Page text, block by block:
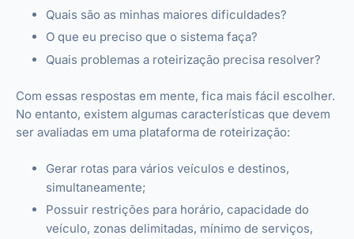
Quais são as minhas maiores dificuldades?
O que eu preciso que o sistema faça?
Quais problemas a roteirização precisa resolver?
Com essas respostas em mente, fica mais fácil escolher.
No entanto, existem algumas características que devem
ser avaliadas em uma plataforma de roteirização:
Gerar rotas para vários veículos e destinos,
simultaneamente;
Possuir restrições para horário, capacidade do
veículo, zonas delimitadas, mínimo de serviços,